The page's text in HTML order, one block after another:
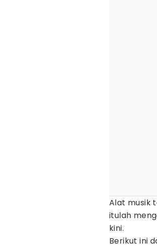
Alat musik
itulah
kini.
Berikut ini